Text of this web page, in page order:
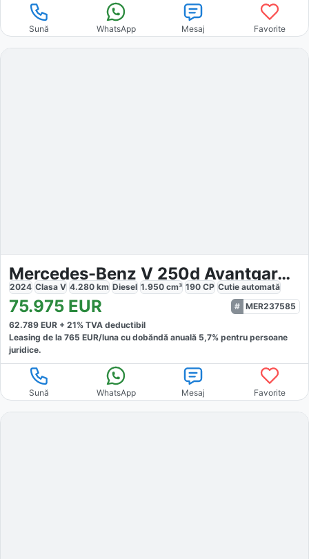
Sună WhatsApp Mesaj Favorite
Mercedes-Benz V 250d Avantgarde AMG 4M
2024 Clasa V 4.280 km Diesel 1.950 cm³ 190 CP Cutie automată
75.975 EUR
MER237585
62.789 EUR + 21% TVA deductibil
Leasing de la 765 EUR/luna cu dobăndă anuală 5,7% pentru persoane
juridice.
Sună WhatsApp Mesaj Favorite